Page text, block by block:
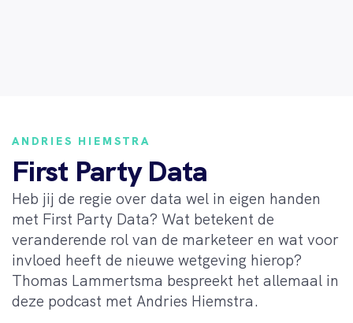
ANDRIES HIEMSTRA
First Party Data
Heb jij de regie over data wel in eigen handen
met First Party Data? Wat betekent de
veranderende rol van de marketeer en wat voor
invloed heeft de nieuwe wetgeving hierop?
Thomas Lammertsma bespreekt het allemaal in
deze podcast met Andries Hiemstra.